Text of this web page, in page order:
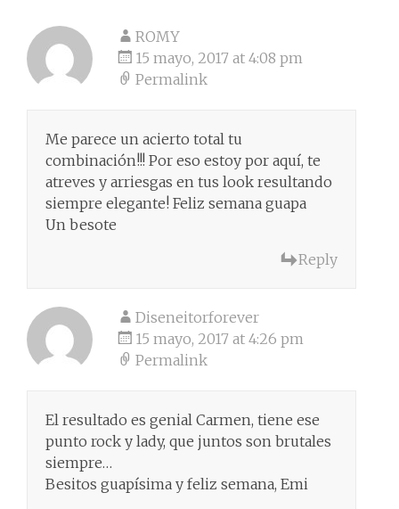
ROMY
15 mayo, 2017 at 4:08 pm
Permalink
Me parece un acierto total tu
combinación!!! Por eso estoy por aquí, te
atreves y arriesgas en tus look resultando
siempre elegante! Feliz semana guapa
Un besote
Reply
Diseneitorforever
15 mayo, 2017 at 4:26 pm
Permalink
El resultado es genial Carmen, tiene ese
punto rock y lady, que juntos son brutales
siempre…
Besitos guapísima y feliz semana, Emi